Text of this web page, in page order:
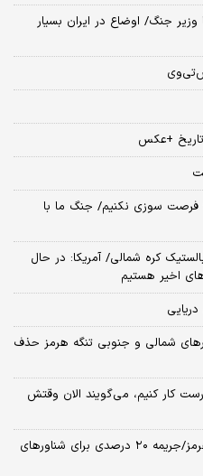
جنگ/ اوضاع در ایران بسیار
تاریخ +عکس
فرصت سوزی نکنیم/ جنگ ما با
کره شمالی/ آمریکا: در حال
اخیر هستیم
شمالی و جنوبی تنگه هرمز حذف
درست کار کنیم، می‌گویند الان وقتش
جزئیاتی از طرح راهبردی امنیت تنگه هرمز/جریمه ۲۰ درصدی برای شناورهای